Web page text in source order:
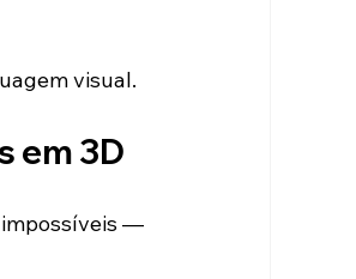
visual.
em 3D
impossíveis —